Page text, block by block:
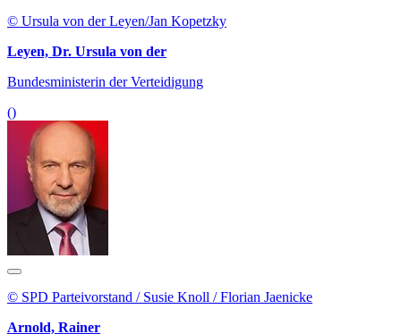
© Ursula von der Leyen/Jan Kopetzky
Leyen, Dr. Ursula von der
Bundesministerin der Verteidigung
()
© SPD Parteivorstand / Susie Knoll / Florian Jaenicke
Arnold, Rainer